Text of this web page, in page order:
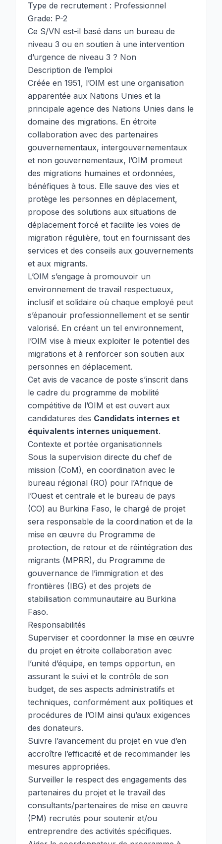
Type de recrutement : Professionnel
Grade: P-2
Ce S/VN est-il basé dans un bureau de
niveau 3 ou en soutien à une intervention
d’urgence de niveau 3 ? Non
Description de l’emploi
Créée en 1951, l’OIM est une organisation
apparentée aux Nations Unies et la
principale agence des Nations Unies dans le
domaine des migrations. En étroite
collaboration avec des partenaires
gouvernementaux, intergouvernementaux
et non gouvernementaux, l’OIM promeut
des migrations humaines et ordonnées,
bénéfiques à tous. Elle sauve des vies et
protège les personnes en déplacement,
propose des solutions aux situations de
déplacement forcé et facilite les voies de
migration régulière, tout en fournissant des
services et des conseils aux gouvernements
et aux migrants.
L’OIM s’engage à promouvoir un
environnement de travail respectueux,
inclusif et solidaire où chaque employé peut
s’épanouir professionnellement et se sentir
valorisé. En créant un tel environnement,
l’OIM vise à mieux exploiter le potentiel des
migrations et à renforcer son soutien aux
personnes en déplacement.
Cet avis de vacance de poste s’inscrit dans
le cadre du programme de mobilité
compétitive de l’OIM et est ouvert aux
candidatures des Candidats internes et
équivalents internes uniquement.
Contexte et portée organisationnels
Sous la supervision directe du chef de
mission (CoM), en coordination avec le
bureau régional (RO) pour l’Afrique de
l’Ouest et centrale et le bureau de pays
(CO) au Burkina Faso, le chargé de projet
sera responsable de la coordination et de la
mise en œuvre du Programme de
protection, de retour et de réintégration des
migrants (MPRR), du Programme de
gouvernance de l’immigration et des
frontières (IBG) et des projets de
stabilisation communautaire au Burkina
Faso.
Responsabilités
Superviser et coordonner la mise en œuvre
du projet en étroite collaboration avec
l’unité d’équipe, en temps opportun, en
assurant le suivi et le contrôle de son
budget, de ses aspects administratifs et
techniques, conformément aux politiques et
procédures de l’OIM ainsi qu’aux exigences
des donateurs.
Suivre l’avancement du projet en vue d’en
accroître l’efficacité et de recommander les
mesures appropriées.
Surveiller le respect des engagements des
partenaires du projet et le travail des
consultants/partenaires de mise en œuvre
(PM) recrutés pour soutenir et/ou
entreprendre des activités spécifiques.